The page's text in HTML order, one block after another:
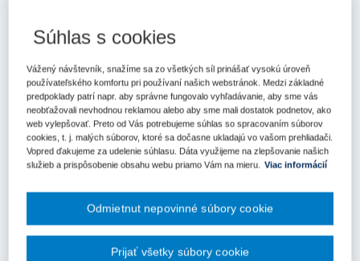
a to aj v oblasti verejného obstarávania. Aj keď je aktuálna
musia v priebehu plnenia zmluvy riešiť nečakané výkyvy trhu
a iné externé okolnosti, ktoré môžu mať vplyv na dostupnosť
tovarov, personálnych kapacít, úpravu termínov dodania alebo
cenu vstupných materiálov. V prípade zmlúv, ktoré sú
výsledkom verejného obstarávania, na tieto vplyvy nie je
možné reagovať dostatočne flexibilne, pokiaľ to objednávateľ
nepredpokladá už priamo v súťažných podkladoch. Nemenej
možný posun termínu plnenia.
FAKULTATÍVNA MOŽNOSŤ VYHRADENEJ
ZMENY ZMLUVY NA VEREJNÉ
Súhlas s cookies
Vážený návštevník, snažíme sa zo všetkých síl prinášať vysokú úroveň
používateľského komfortu pri používaní našich webstránok. Medzi základné
predpoklady patrí napr. aby správne fungovalo vyhľadávanie, aby sme vás
neobťažovali nevhodnou reklamou alebo aby sme mali dostatok podnetov, ako
web vylepšovať. Preto od Vás potrebujeme súhlas so spracovaním súborov
cookies, t. j. malých súborov, ktoré sa dočasne ukladajú vo vašom prehliadači.
Vopred ďakujeme za udelenie súhlasu. Dáta využijeme na zlepšovanie našich
služieb a prispôsobenie obsahu webu priamo Vám na mieru. Viac informácií
Odmietnut nepovinné súbory cookie
Prijať všetky súbory cookie